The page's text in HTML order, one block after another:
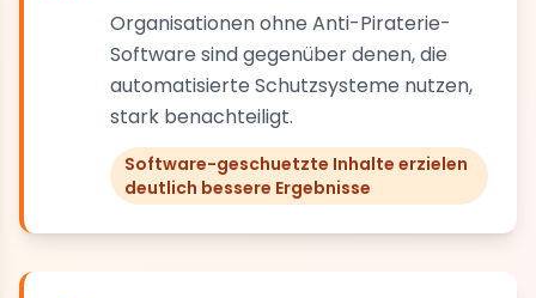
Organisationen ohne Anti-Piraterie-
Software sind gegenüber denen, die
automatisierte Schutzsysteme nutzen,
stark benachteiligt.
Software-geschuetzte Inhalte erzielen
deutlich bessere Ergebnisse